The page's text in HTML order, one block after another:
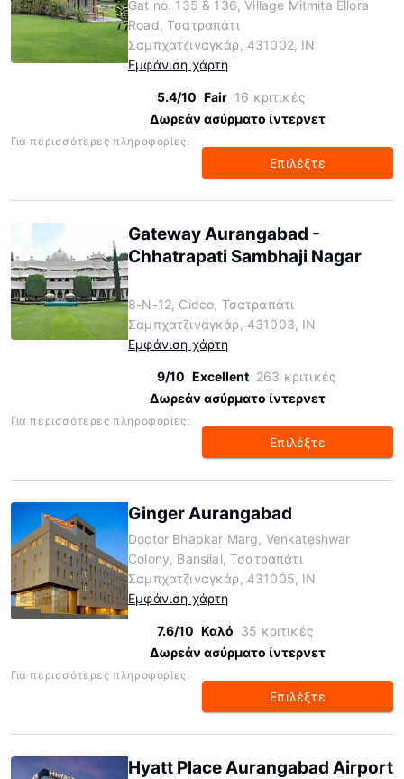
Gat no. 135 & 136, Village Mitmita Ellora
Road, Τσατραπάτι
Σαμπχατζιναγκάρ, 431002, IN
Εμφάνιση χάρτη
5.4/10 Fair 16 κριτικές
Δωρεάν ασύρματο ίντερνετ
Για περισσότερες πληροφορίες:
Επιλέξτε
Gateway Aurangabad -
Chhatrapati Sambhaji Nagar
8-N-12, Cidco, Τσατραπάτι
Σαμπχατζιναγκάρ, 431003, IN
Εμφάνιση χάρτη
9/10 Excellent 263 κριτικές
Δωρεάν ασύρματο ίντερνετ
Για περισσότερες πληροφορίες:
Επιλέξτε
Ginger Aurangabad
Doctor Bhapkar Marg, Venkateshwar
Colony, Bansilal, Τσατραπάτι
Σαμπχατζιναγκάρ, 431005, IN
Εμφάνιση χάρτη
7.6/10 Καλό 35 κριτικές
Δωρεάν ασύρματο ίντερνετ
Για περισσότερες πληροφορίες:
Επιλέξτε
Hyatt Place Aurangabad Airport